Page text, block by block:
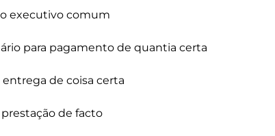
executivo comum
para pagamento de quantia certa
entrega de coisa certa
prestação de facto